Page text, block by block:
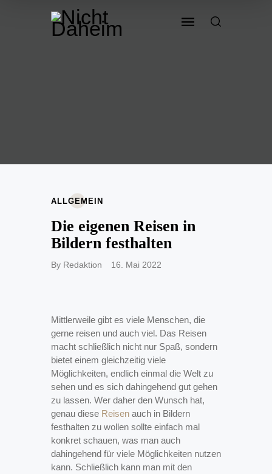
ALLGEMEIN
Die eigenen Reisen in
Bildern festhalten
By Redaktion 16. Mai 2022
Mittlerweile gibt es viele Menschen, die
gerne reisen und auch viel. Das Reisen
macht schließlich nicht nur Spaß, sondern
bietet einem gleichzeitig viele
Möglichkeiten, endlich einmal die Welt zu
sehen und es sich dahingehend gut gehen
zu lassen. Wer daher den Wunsch hat,
genau diese Reisen auch in Bildern
festhalten zu wollen sollte einfach mal
konkret schauen, was man auch
dahingehend für viele Möglichkeiten nutzen
kann. Schließlich kann man mit den